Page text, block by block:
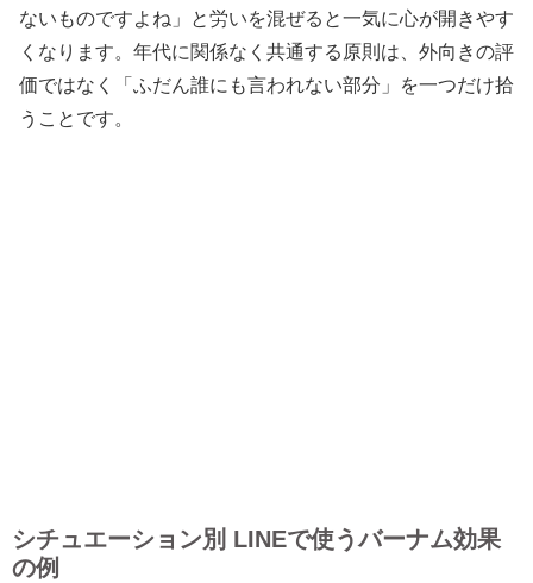
ないものですよね」と労いを混ぜると一気に心が開きやす
くなります。年代に関係なく共通する原則は、外向きの評
価ではなく「ふだん誰にも言われない部分」を一つだけ拾
うことです。
シチュエーション別 LINEで使うバーナム効果
の例